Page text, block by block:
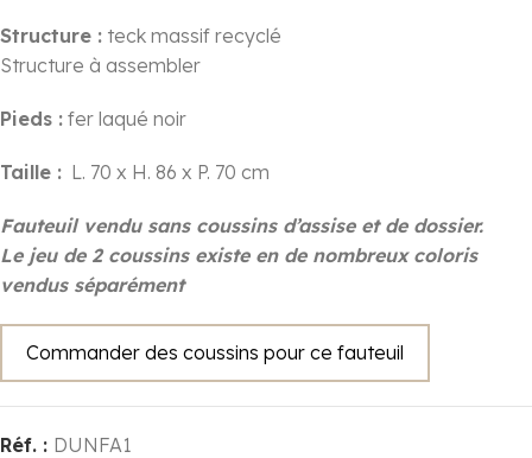
Structure : teck massif recyclé
Structure à assembler
Pieds : fer laqué noir
Taille : L. 70 x H. 86 x P. 70 cm
Fauteuil vendu sans coussins d’assise et de dossier.
Le jeu de 2 coussins existe en de nombreux coloris
vendus séparément
Commander des coussins pour ce fauteuil
Réf. : DUNFA1